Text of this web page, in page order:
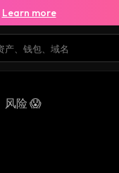
Learn more
风险 😱